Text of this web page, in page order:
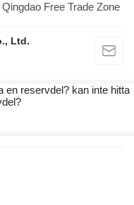
Free Trade Zone
Ltd.
en reservdel? kan inte hitta